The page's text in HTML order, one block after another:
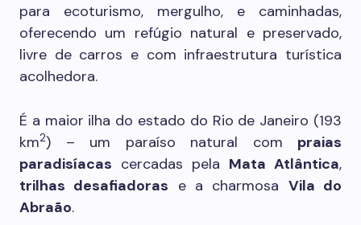
para ecoturismo, mergulho, e caminhadas,
oferecendo um refúgio natural e preservado,
livre de carros e com infraestrutura turística
acolhedora.
É a maior ilha do estado do Rio de Janeiro (193
km2) – um paraíso natural com praias
paradisíacas cercadas pela Mata Atlântica,
trilhas desafiadoras e a charmosa Vila do
Abraão.